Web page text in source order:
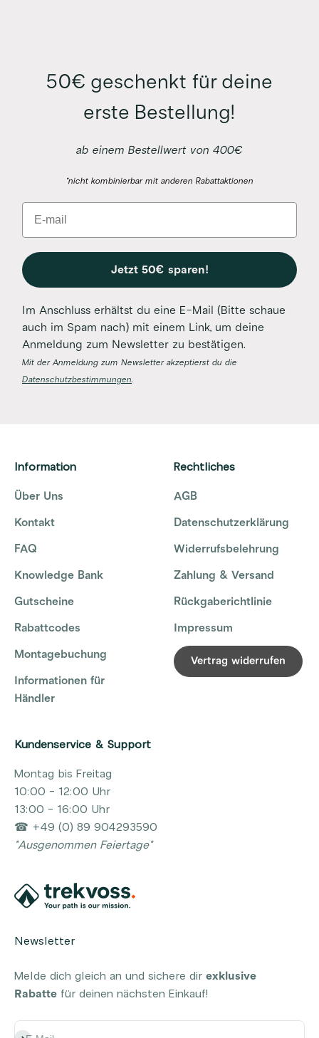
50€ geschenkt für deine
erste Bestellung!
ab einem Bestellwert von 400€
*nicht kombinierbar mit anderen Rabattaktionen
Email
Jetzt 50€ sparen!
Im Anschluss erhältst du eine E-Mail (Bitte schaue
auch im Spam nach) mit einem Link, um deine
Anmeldung zum Newsletter zu bestätigen.
Mit der Anmeldung zum Newsletter akzeptierst du die
Datenschutzbestimmungen.
Information
Über Uns
Kontakt
FAQ
Knowledge Bank
Gutscheine
Rabattcodes
Montagebuchung
Informationen für
Händler
Rechtliches
AGB
Datenschutzerklärung
Widerrufsbelehrung
Zahlung & Versand
Rückgaberichtlinie
Impressum
Vertrag widerrufen
Kundenservice & Support
Montag bis Freitag
10:00 - 12:00 Uhr
13:00 - 16:00 Uhr
☎ +49 (0) 89 904293590
*Ausgenommen Feiertage*
Newsletter
Melde dich gleich an und sichere dir exklusive
Rabatte für deinen nächsten Einkauf!